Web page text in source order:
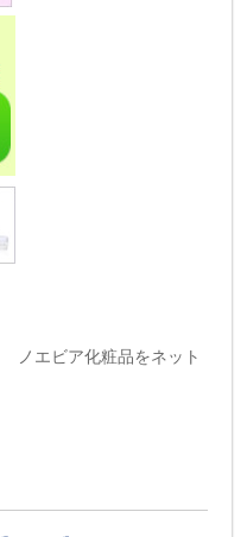
ノエビア化粧品をネット